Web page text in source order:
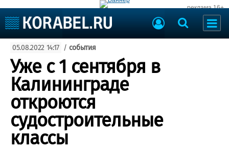
реклама 16+
Судоходство
Судоремонт
События
Пресс-релизы
Порты
ВМФ
Образование
Яхты и катера
Еще
05.08.2022 14:17 / события
Уже с 1 сентября в
Калининграде
откроются
судостроительные
классы